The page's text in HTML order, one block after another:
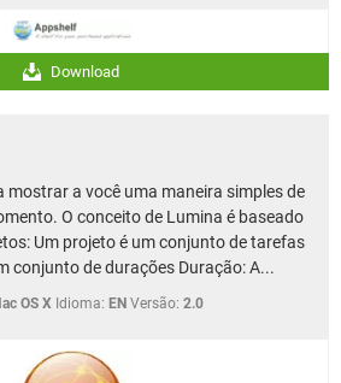
Download
mostrar a você uma maneira simples de
O conceito de Lumina é baseado
Um projeto é um conjunto de tarefas
conjunto de durações Duração: A...
OS X Idioma: EN Versão: 2.0